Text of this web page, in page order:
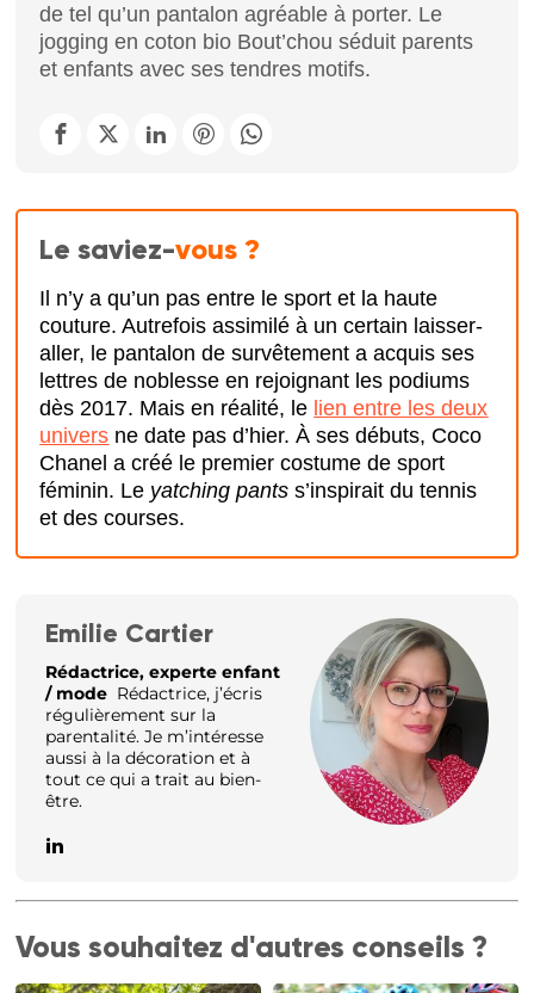
de tel qu’un pantalon agréable à porter. Le
jogging en coton bio Bout’chou séduit parents
et enfants avec ses tendres motifs.
Le saviez-vous ?
Il n’y a qu’un pas entre le sport et la haute
couture. Autrefois assimilé à un certain laisser-
aller, le pantalon de survêtement a acquis ses
lettres de noblesse en rejoignant les podiums
dès 2017. Mais en réalité, le lien entre les deux
univers ne date pas d’hier. À ses débuts, Coco
Chanel a créé le premier costume de sport
féminin. Le yatching pants s’inspirait du tennis
et des courses.
Emilie Cartier
Rédactrice, experte enfant
/ mode Rédactrice, j’écris
régulièrement sur la
parentalité. Je m’intéresse
aussi à la décoration et à
tout ce qui a trait au bien-
être.
Vous souhaitez d'autres conseils ?